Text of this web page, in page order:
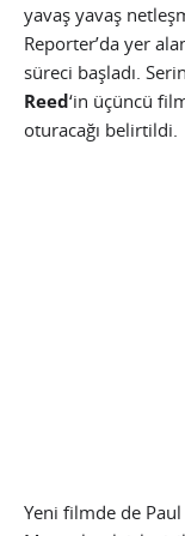
yavaş yavaş
Reporter’da yer
süreci başladı.
Reed‘in üçüncü
oturacağı belirtildi.
Yeni filmde de